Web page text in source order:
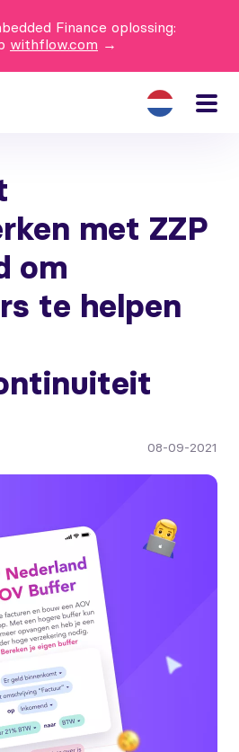
Finance oplossing:
withflow.com →
met ZZP
om
te helpen
08-09-2021